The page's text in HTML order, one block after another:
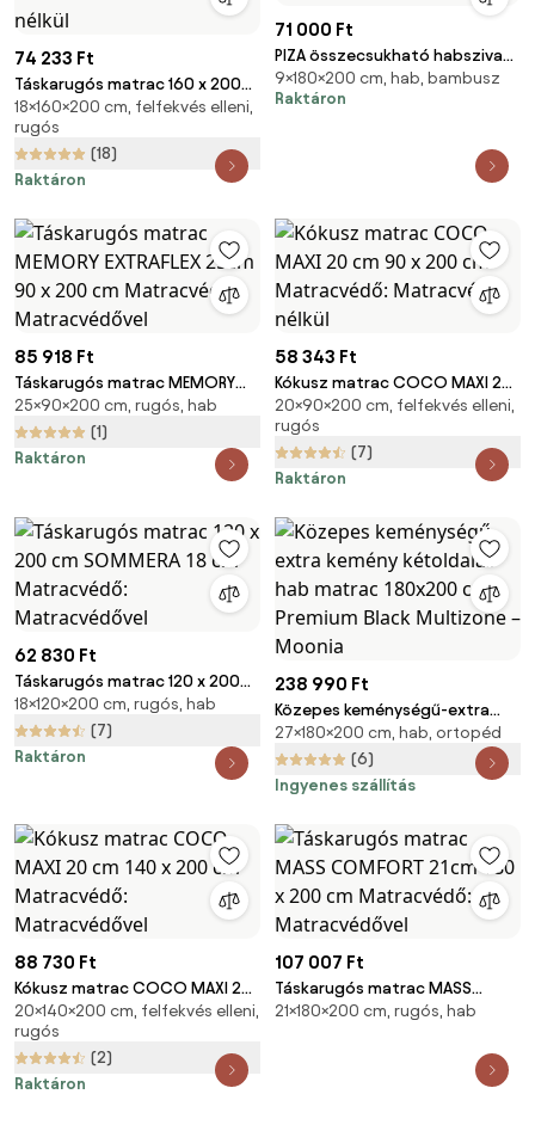
74 233 Ft
Táskarugós matrac 160 x 200
cm SOMMERA 18 cm
Matracvédő: Matracvédő
nélkül
18×160×200 cm, felfekvés elleni,
rugós
(18)
Raktáron
71 000 Ft
PIZA összecsukható habszivacs
matrac világos ekrü
9×180×200 cm, hab, bambusz
Raktáron
85 918 Ft
Táskarugós matrac MEMORY
EXTRAFLEX 25cm 90 x 200 cm
Matracvédő: Matracvédővel
25×90×200 cm, rugós, hab
(1)
Raktáron
58 343 Ft
Kókusz matrac COCO MAXI 20
cm 90 x 200 cm Matracvédő:
Matracvédő nélkül
20×90×200 cm, felfekvés elleni,
rugós
(7)
Raktáron
62 830 Ft
Táskarugós matrac 120 x 200
cm SOMMERA 18 cm
Matracvédő: Matracvédővel
18×120×200 cm, rugós, hab
(7)
Raktáron
238 990 Ft
Közepes keménységű-extra
kemény kétoldalas hab matrac
180x200 cm Premium Black
Multizone – Moonia
27×180×200 cm, hab, ortopéd
(6)
Ingyenes szállítás
88 730 Ft
Kókusz matrac COCO MAXI 20
cm 140 x 200 cm Matracvédő:
Matracvédővel
20×140×200 cm, felfekvés elleni,
rugós
(2)
Raktáron
107 007 Ft
Táskarugós matrac MASS
COMFORT 21cm 180 x 200 cm
21×180×200 cm, rugós, hab